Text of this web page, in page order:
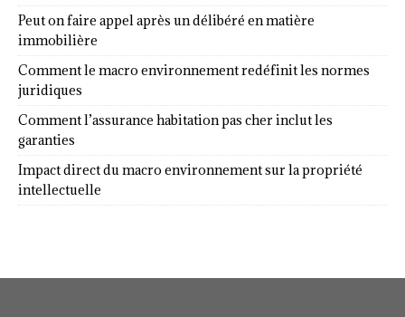
Peut on faire appel après un délibéré en matière
immobilière
Comment le macro environnement redéfinit les normes
juridiques
Comment l’assurance habitation pas cher inclut les
garanties
Impact direct du macro environnement sur la propriété
intellectuelle